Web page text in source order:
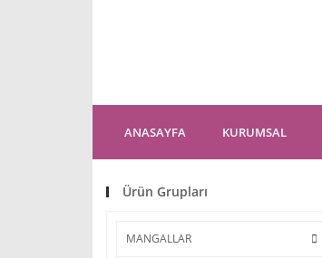
ANASAYFA KURUMSAL
Ürün Grupları
MANGALLAR